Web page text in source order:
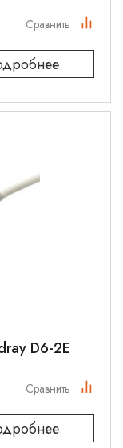
Сравнить
D6-2E
Сравнить